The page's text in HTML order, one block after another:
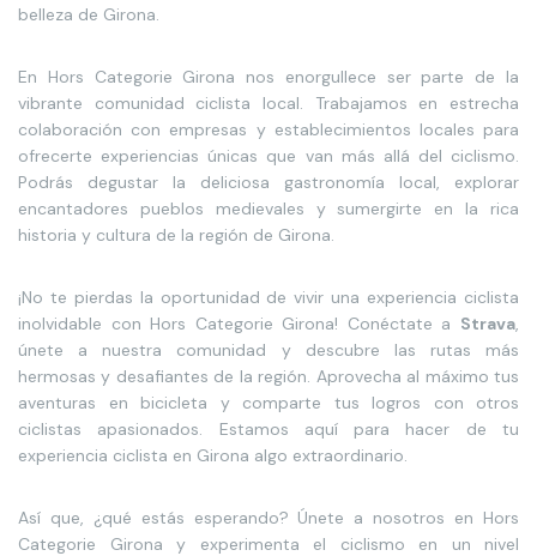
belleza de Girona.
En Hors Categorie Girona nos enorgullece ser parte de la
vibrante comunidad ciclista local. Trabajamos en estrecha
colaboración con empresas y establecimientos locales para
ofrecerte experiencias únicas que van más allá del ciclismo.
Podrás degustar la deliciosa gastronomía local, explorar
encantadores pueblos medievales y sumergirte en la rica
historia y cultura de la región de Girona.
¡No te pierdas la oportunidad de vivir una experiencia ciclista
inolvidable con Hors Categorie Girona! Conéctate a Strava,
únete a nuestra comunidad y descubre las rutas más
hermosas y desafiantes de la región. Aprovecha al máximo tus
aventuras en bicicleta y comparte tus logros con otros
ciclistas apasionados. Estamos aquí para hacer de tu
experiencia ciclista en Girona algo extraordinario.
Así que, ¿qué estás esperando? Únete a nosotros en Hors
Categorie Girona y experimenta el ciclismo en un nivel